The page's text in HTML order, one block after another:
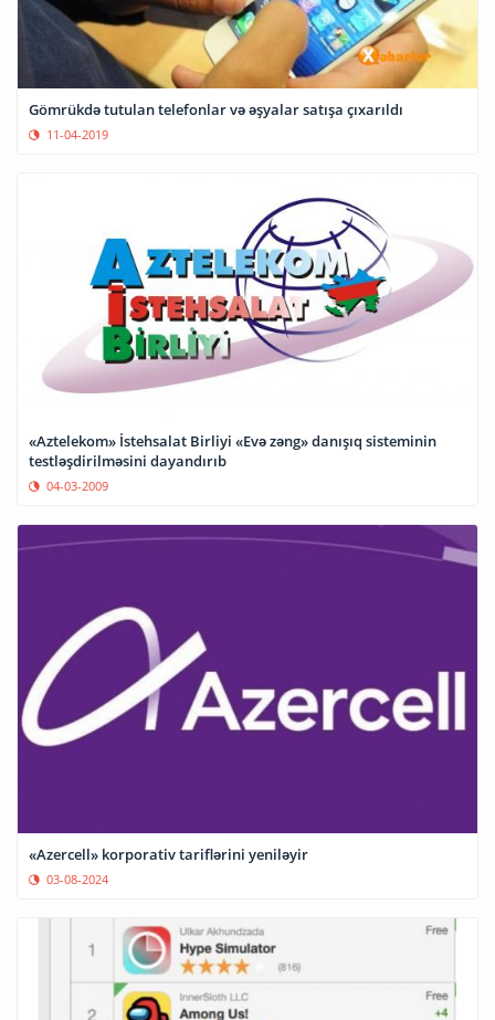
Gömrükdə tutulan telefonlar və əşyalar satışa çıxarıldı
11-04-2019
«Aztelekom» İstehsalat Birliyi «Evə zəng» danışıq sisteminin
testləşdirilməsini dayandırıb
04-03-2009
«Azercell» korporativ tariflərini yeniləyir
03-08-2024